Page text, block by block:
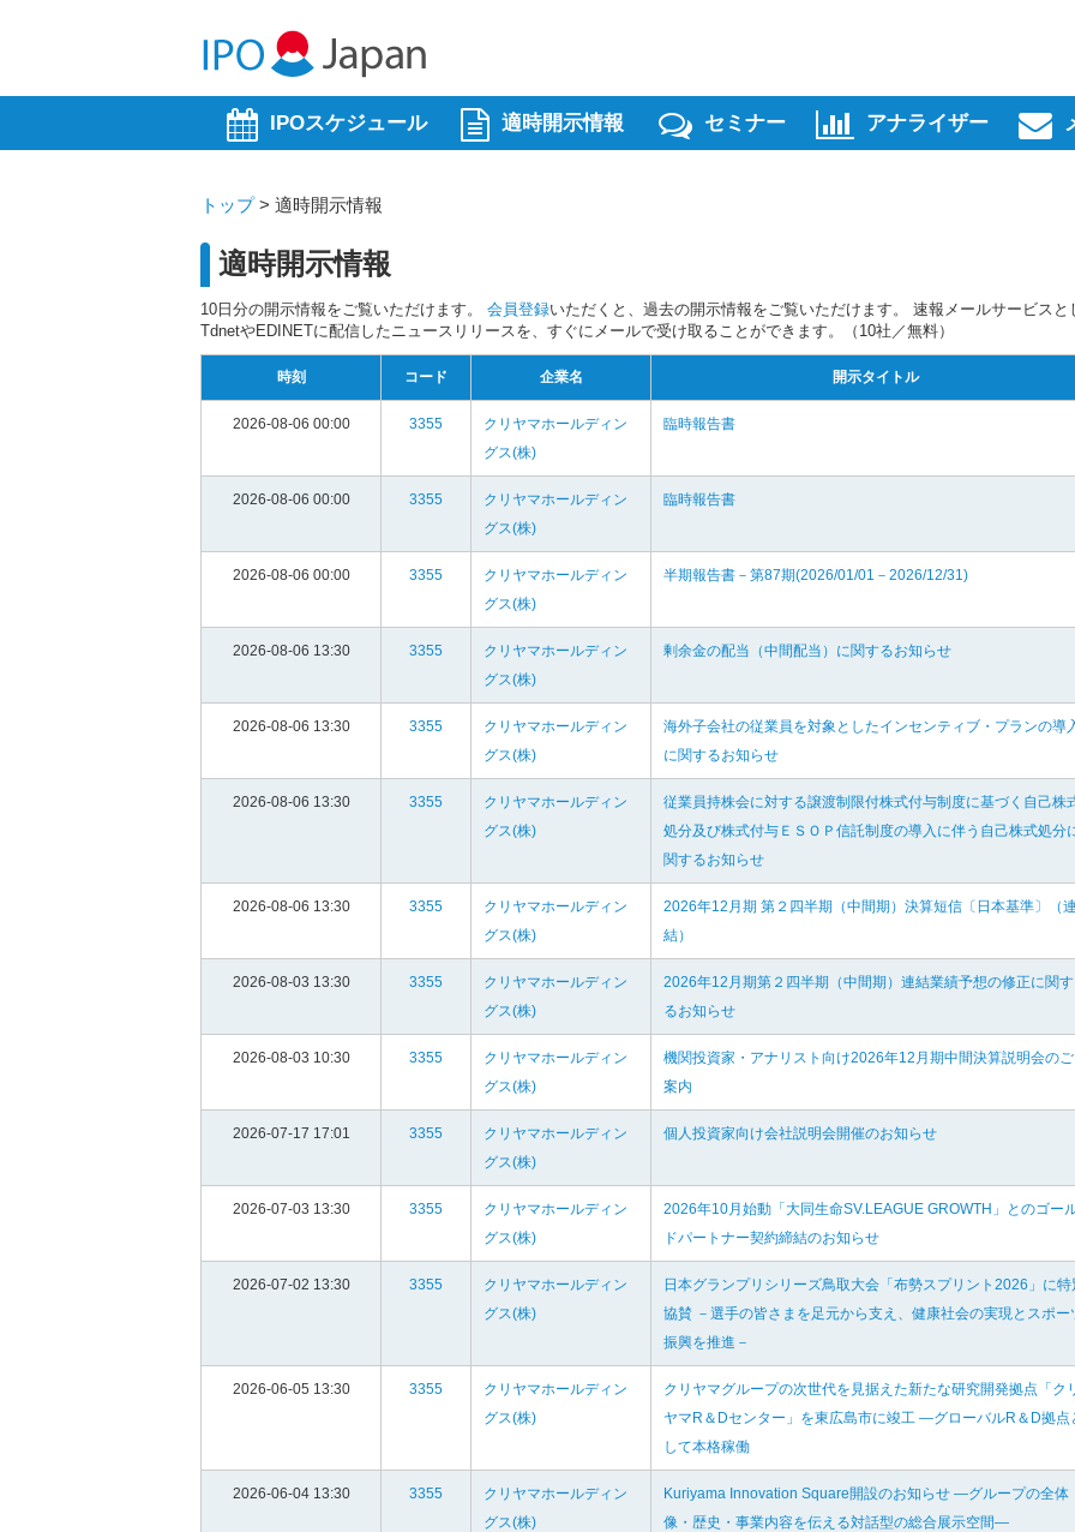
IPOスケジュール 適時開示情報 セミナー アナライザー
トップ> 適時開示情報
適時開示情報
10日分の開示情報をご覧いただけます。 会員登録いただくと、過去の開示情報をご覧いただけます。 速報メールサービスと
TdnetやEDINETに配信したニュースリリースを、すぐにメールで受け取ることができます。（10社／無料）
時刻 コード 企業名 開示タイトル
2026-08-06 00:00 3355
クリヤマホールディン
グス(株)
臨時報告書
2026-08-06 00:00 3355
クリヤマホールディン
グス(株)
臨時報告書
2026-08-06 00:00 3355
クリヤマホールディン
グス(株)
半期報告書－第87期(2026/01/01－2026/12/31)
2026-08-06 13:30 3355
クリヤマホールディン
グス(株)
剰余金の配当（中間配当）に関するお知らせ
2026-08-06 13:30 3355
クリヤマホールディン
グス(株)
海外子会社の従業員を対象としたインセンティブ・プランの導
に関するお知らせ
2026-08-06 13:30 3355
クリヤマホールディン
グス(株)
従業員持株会に対する譲渡制限付株式付与制度に基づく自己株
処分及び株式付与ＥＳＯＰ信託制度の導入に伴う自己株式処分
関するお知らせ
2026-08-06 13:30 3355
クリヤマホールディン
グス(株)
2026年12月期 第２四半期（中間期）決算短信〔日本基準〕（
結）
2026-08-03 13:30 3355
クリヤマホールディン
グス(株)
2026年12月期第２四半期（中間期）連結業績予想の修正に関す
るお知らせ
2026-08-03 10:30 3355
クリヤマホールディン
グス(株)
機関投資家・アナリスト向け2026年12月期中間決算説明会のご
案内
2026-07-17 17:01 3355
クリヤマホールディン
グス(株)
個人投資家向け会社説明会開催のお知らせ
2026-07-03 13:30 3355
クリヤマホールディン
グス(株)
2026年10月始動「大同生命SV.LEAGUE GROWTH」とのゴー
ドパートナー契約締結のお知らせ
2026-07-02 13:30 3355
クリヤマホールディン
グス(株)
日本グランプリシリーズ鳥取大会「布勢スプリント2026」に特
協賛 －選手の皆さまを足元から支え、健康社会の実現とスポー
振興を推進－
2026-06-05 13:30 3355
クリヤマホールディン
グス(株)
クリヤマグループの次世代を見据えた新たな研究開発拠点「ク
ヤマR＆Dセンター」を東広島市に竣工 ―グローバルR＆D拠点
して本格稼働
2026-06-04 13:30 3355
クリヤマホールディン
グス(株)
Kuriyama Innovation Square開設のお知らせ ―グループの全体
像・歴史・事業内容を伝える対話型の総合展示空間―